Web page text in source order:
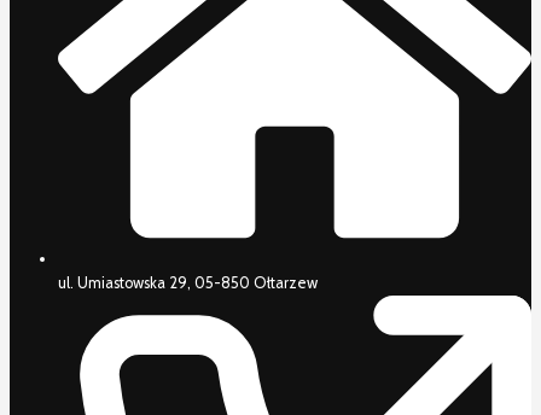
ul. Umiastowska 29, 05-850 Ołtarzew